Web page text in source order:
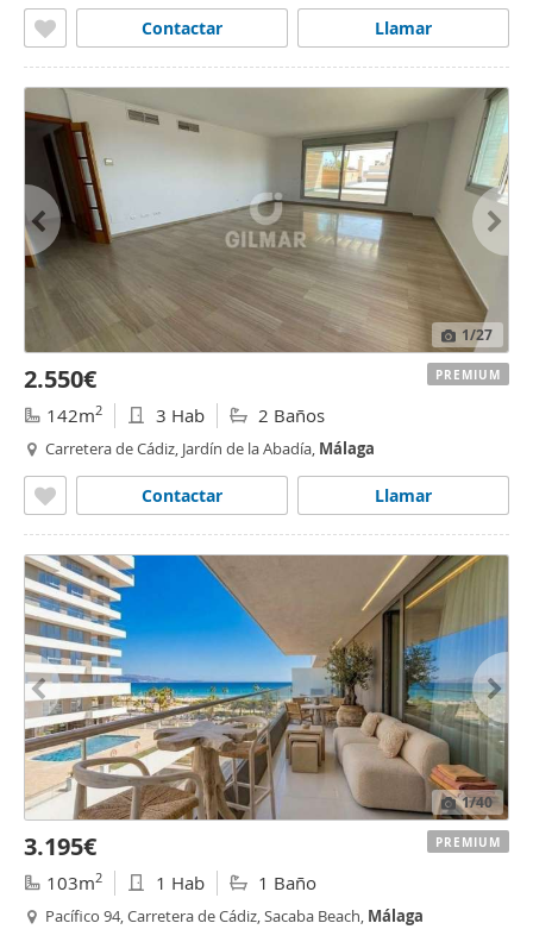
Llamar
Contactar
1/27
2.550€
142m2 3 Hab 2 Baños
Carretera de Cádiz, Jardín de la Abadía, Málaga
Llamar
Contactar
PREMIUM
1/40
3.195€
103m2 1 Hab 1 Baño
Pacífico 94, Carretera de Cádiz, Sacaba Beach, Málaga
PREMIUM